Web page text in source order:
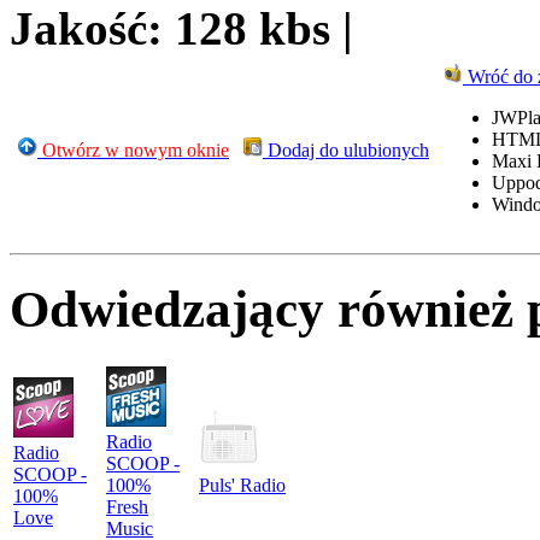
Jakość: 128 kbs |
Otwórz w nowym oknie Dodaj do ulubionych
Wróć do
Maxi
Odwiedzający również
Radio
SCOOP -
100%
Love
Radio
SCOOP -
100%
Fresh
Music
Puls' Radio